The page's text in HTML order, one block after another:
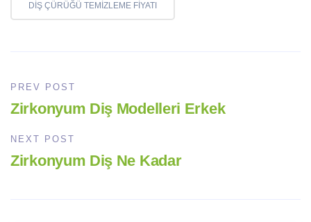
DIŞ ÇÜRÜĞÜ TEMIZLEME FIYATI
PREV POST
Zirkonyum Diş Modelleri Erkek
NEXT POST
Zirkonyum Diş Ne Kadar